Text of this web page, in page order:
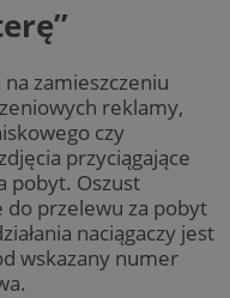
zamieszczeniu
reklamy,
czy
przyciągające
pobyt. Oszust
do przelewu za pobyt
naciągaczy jest
wskazany numer